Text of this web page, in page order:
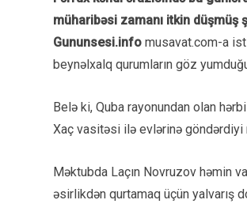
müharibəsi zamanı itkin düşmüş
Gununsesi.info musavat.com-a
beynəlxalq qurumların göz
Belə ki, Quba rayonundan olan
Xaç vasitəsi ilə evlərinə göndərdiyi
Məktubda Laçın Novruzov həmin
əsirlikdən qurtamaq üçün yalvarış